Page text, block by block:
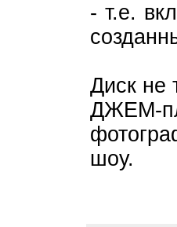
- т.е.
Диск не
ДЖЕМ-
шоу.